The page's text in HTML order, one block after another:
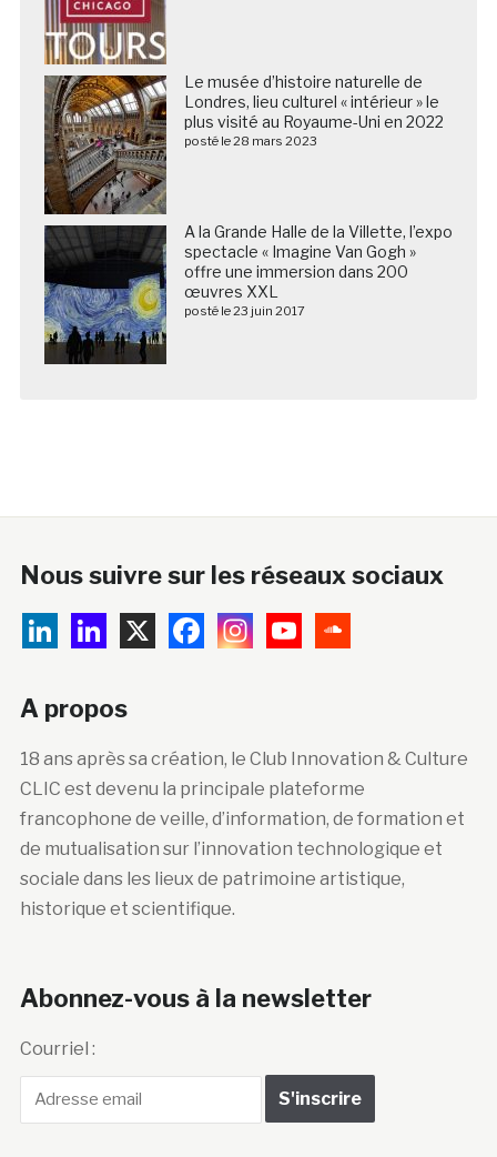
Le musée d’histoire naturelle de
Londres, lieu culturel « intérieur » le
plus visité au Royaume-Uni en 2022
posté le 28 mars 2023
A la Grande Halle de la Villette, l’expo
spectacle « Imagine Van Gogh »
offre une immersion dans 200
œuvres XXL
posté le 23 juin 2017
Nous suivre sur les réseaux sociaux
A propos
18 ans après sa création, le Club Innovation & Culture
CLIC est devenu la principale plateforme
francophone de veille, d’information, de formation et
de mutualisation sur l’innovation technologique et
sociale dans les lieux de patrimoine artistique,
historique et scientifique.
Abonnez-vous à la newsletter
Courriel :